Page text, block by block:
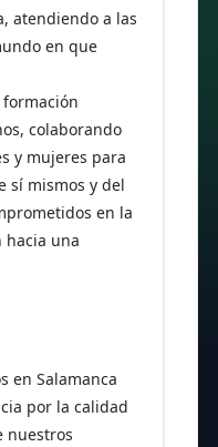
atendiendo a las
en que
colaborando
y mujeres para
sí mismos y del
en la
hacia una
en Salamanca
por la calidad
nuestros